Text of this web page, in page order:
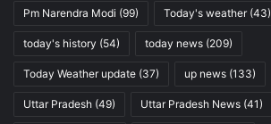
Pm Narendra Modi (99) Today's weather(43)
today's history (54) today news (209)
Today Weather update (37) up news (133)
Uttar Pradesh (49) Uttar Pradesh News (41)